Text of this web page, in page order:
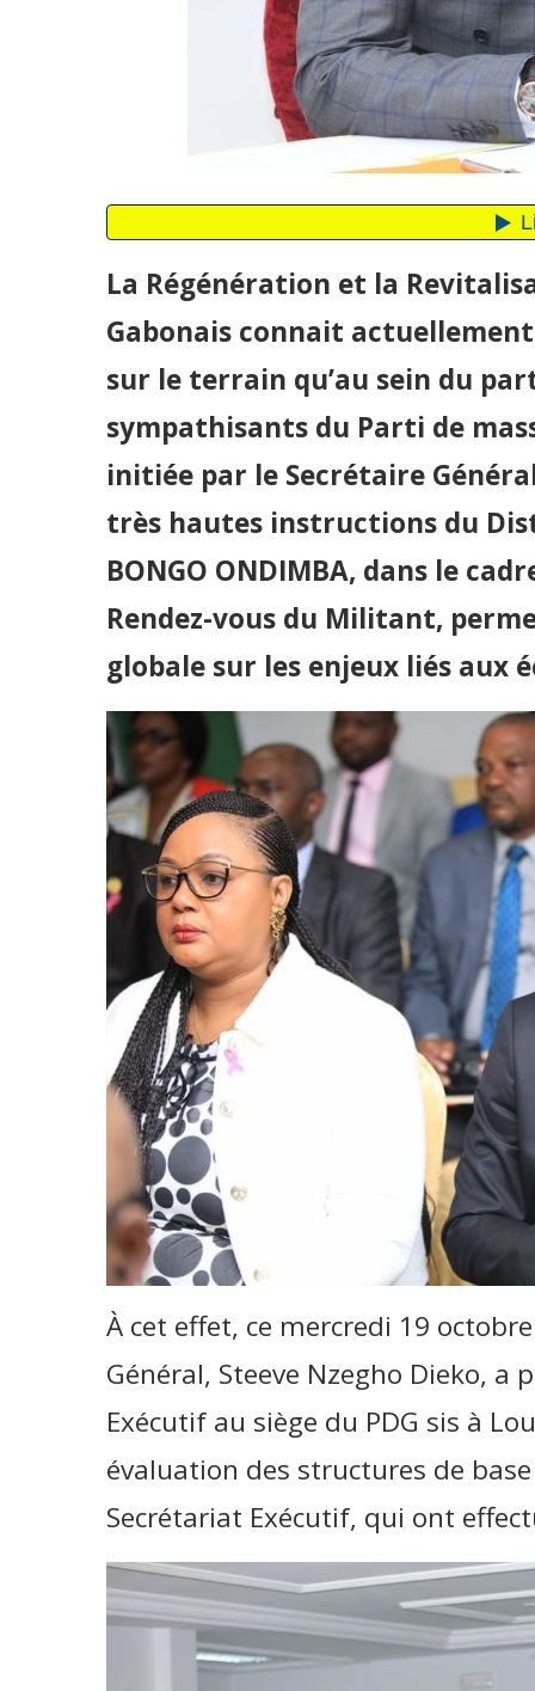
La Régénération et la
Gabonais connait
sur le terrain qu’au sein du
sympathisants du Parti de
initiée par le Secrétaire
très hautes instructions du
BONGO ONDIMBA, dans le
Rendez-vous du Militant,
globale sur les enjeux liés aux
À cet effet, ce mercredi 19
Général, Steeve Nzegho Dieko,
Exécutif au siège du PDG sis à
évaluation des structures de
Secrétariat Exécutif, qui ont